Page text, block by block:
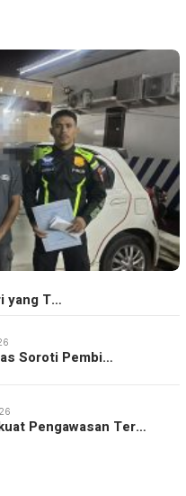
yang T…
Soroti Pembi…
Pengawasan Ter…